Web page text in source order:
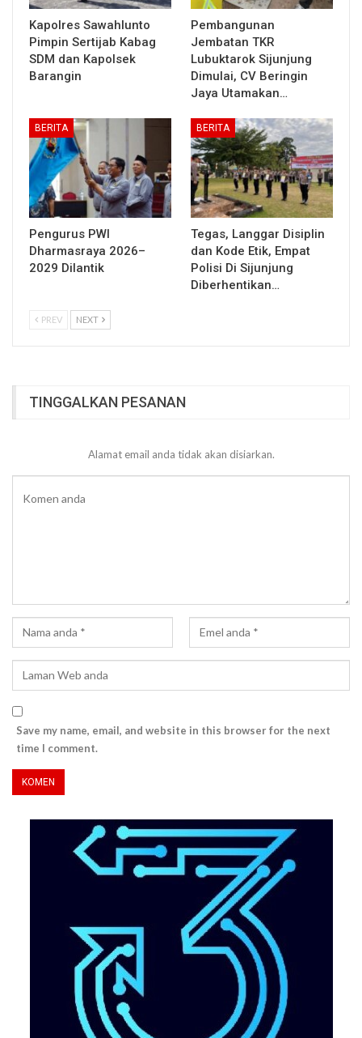
Kapolres Sawahlunto
Pimpin Sertijab Kabag
SDM dan Kapolsek
Barangin
Pembangunan
Jembatan TKR
Lubuktarok Sijunjung
Dimulai, CV Beringin
Jaya Utamakan…
BERITA
Pengurus PWI
Dharmasraya 2026–
2029 Dilantik
BERITA
Tegas, Langgar Disiplin
dan Kode Etik, Empat
Polisi Di Sijunjung
Diberhentikan…
PREV NEXT
TINGGALKAN PESANAN
Alamat email anda tidak akan disiarkan.
Save my name, email, and website in this browser for the next
time I comment.